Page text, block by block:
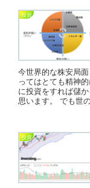
投資
今世界的な株安局
ってはとても精神
に投資をすれば儲
思います。 でも世
投資